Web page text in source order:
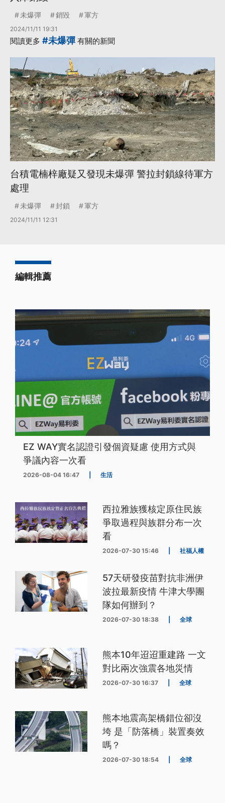
未爆彈 銷毀 軍方
2024/11/11 19:31
閱讀更多 #未爆彈 有關的新聞
台積電楠梓廠疑又發現未爆彈 警拉封鎖線待軍方
處理
未爆彈 封鎖 軍方
2024/11/11 12:31
編輯推薦
EZ WAY實名認證引發個資疑慮 使用方式與
爭議內容一次看
2026-08-04 16:47 生活
西拉雅族獲核定原住民族
爭取過程與族群分布一次
看
2026-07-30 15:46 社福人權
57天研發疫苗對抗非洲伊
波拉最新疫情 牛津大學團
隊如何辦到？
2026-07-30 18:38 全球
熊本10年迢迢重建路 一文
對比兩次強震各地災情
2026-07-30 16:37 全球
熊本地震高架橋錯位卻沒
垮 是「防落橋」裝置奏效
嗎？
2026-07-30 18:54 全球